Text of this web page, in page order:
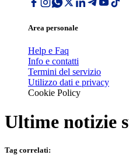
Area personale
Help e Faq
Info e contatti
Termini del servizio
Utilizzo dati e privacy
Cookie Policy
Ultime notizie
Tag correlati: